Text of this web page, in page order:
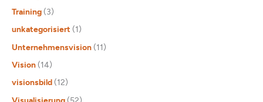
Training (3)
unkategorisiert (1)
Unternehmensvision (11)
Vision (14)
visionsbild (12)